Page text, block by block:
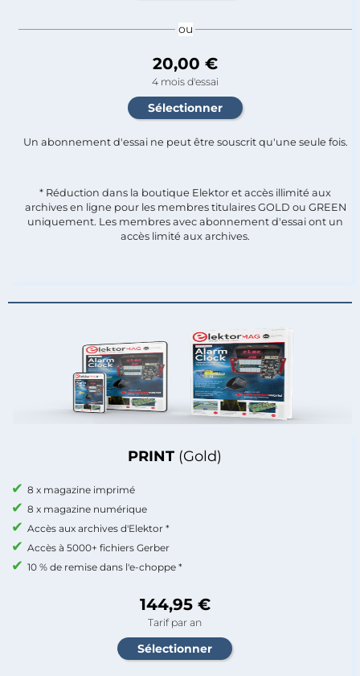
PRINT (Gold)
8 x magazine imprimé
8 x magazine numérique
Accès aux archives d'Elektor *
Accès à 5000+ fichiers Gerber
10 % de remise dans l'e-choppe *
144,95 €
Tarif par an
ou
20,00 €
4 mois d'essai
Un abonnement d'essai ne peut être souscrit qu'une seule fois.​
* Réduction dans la boutique Elektor et accès illimité aux
archives en ligne pour les membres titulaires GOLD ou GREEN
uniquement. Les membres avec abonnement d'essai ont un
accès limité aux archives.